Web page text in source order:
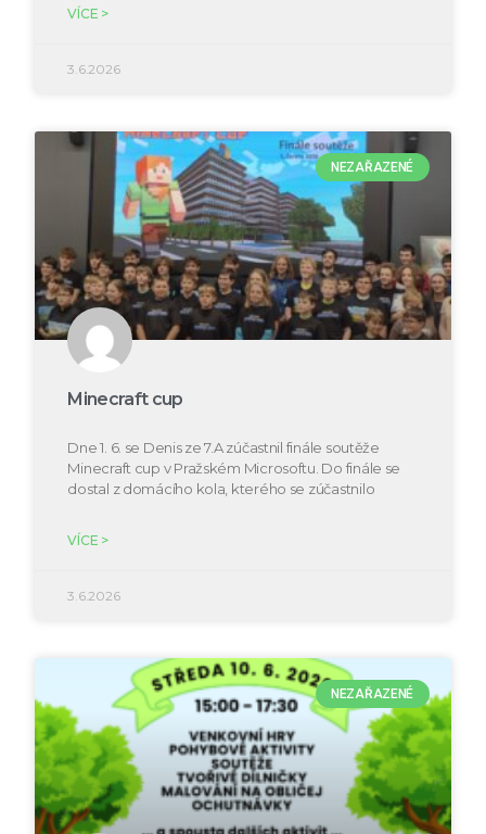
VÍCE >
3.6.2026
NEZAŘAZENÉ
Minecraft cup
Dne 1. 6. se Denis ze 7.A zúčastnil finále soutěže
Minecraft cup v Pražském Microsoftu. Do finále se
dostal z domácího kola, kterého se zúčastnilo
VÍCE >
3.6.2026
NEZAŘAZENÉ